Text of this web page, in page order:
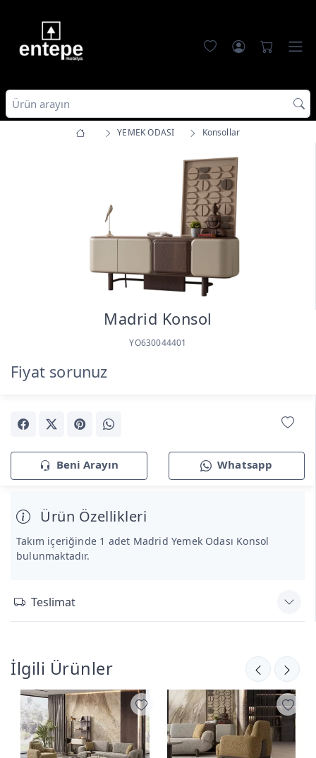
YEMEK ODASI Konsollar
Madrid Konsol
YO630044401
Fiyat sorunuz
Beni Arayın Whatsapp
Ürün Özellikleri
Takım içeriğinde 1 adet Madrid Yemek Odası Konsol
bulunmaktadır.
Teslimat
İlgili Ürünler